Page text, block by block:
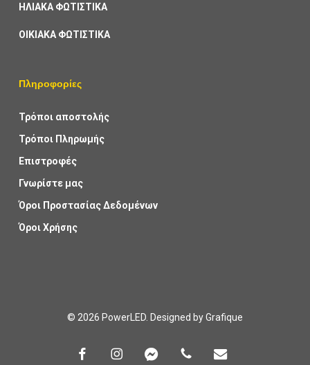
ΗΛΙΑΚΑ ΦΩΤΙΣΤΙΚΑ
ΟΙΚΙΑΚΑ ΦΩΤΙΣΤΙΚΑ
Πληροφορίες
Τρόποι αποστολής
Τρόποι Πληρωμής
Επιστροφές
Γνωρίστε μας
Όροι Προστασίας Δεδομένων
Όροι Χρήσης
© 2026 PowerLED. Designed byGrafique
facebookinstagrammessengerphone email